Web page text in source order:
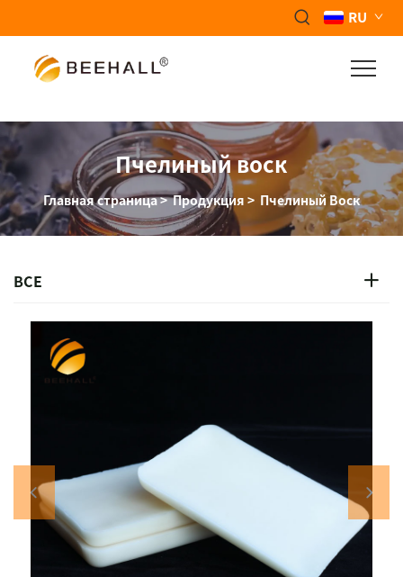
RU
Пчелиный воск
Главная страница>Продукция > Пчелиный Воск
ВСЕ